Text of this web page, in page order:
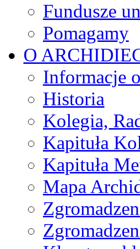
Fundusze
Pomagamy
O
Informacje
Historia
Kolegia,
Kapituła
Kapituła
Mapa